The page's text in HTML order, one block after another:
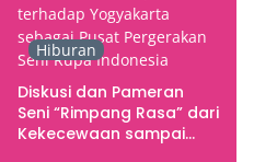
Hiburan
Diskusi dan Pameran
Seni “Rimpang Rasa” dari
Kekecewaan sampai